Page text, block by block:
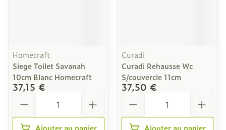
Homecraft
Siege Toilet Savanah
10cm Blanc Homecraft
37,15 €
Ajouter au panier
Curadi
Curadi Rehausse Wc
S/couvercle 11cm
37,50 €
Ajouter au panier